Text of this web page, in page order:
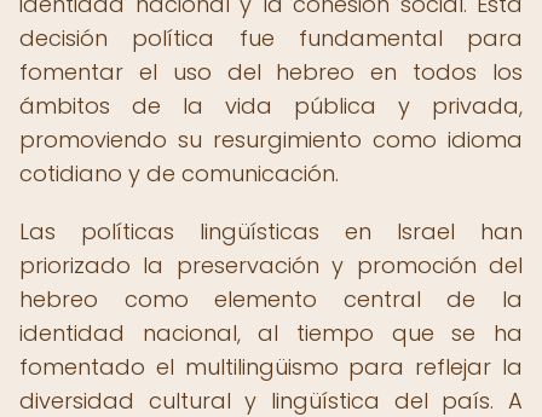
decisión política fue fundamental para
fomentar el uso del hebreo en todos los
ámbitos de la vida pública y privada,
promoviendo su resurgimiento como idioma
cotidiano y de comunicación.
Las políticas lingüísticas en Israel han
priorizado la preservación y promoción del
hebreo como elemento central de la
identidad nacional, al tiempo que se ha
fomentado el multilingüismo para reflejar la
diversidad cultural y lingüística del país. A